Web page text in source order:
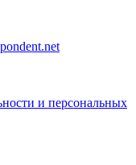
и персональных